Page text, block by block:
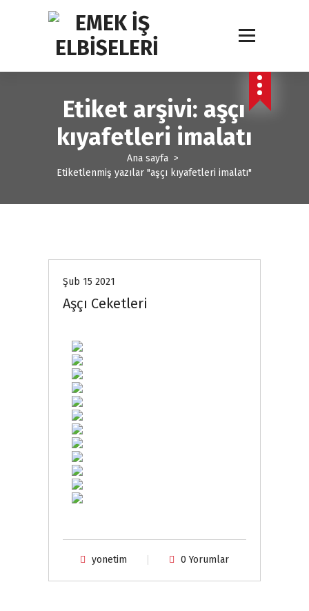
Etiket arşivi: aşçı
kıyafetleri imalatı
Ana sayfa >
Etiketlenmiş yazılar "aşçı kıyafetleri imalatı"
Şub 15 2021
Aşçı Ceketleri
yonetim 0 Yorumlar